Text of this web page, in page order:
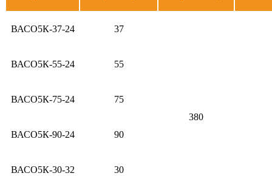
ВАСО5К-37-24 37
380
ВАСО5К-55-24 55
ВАСО5К-75-24 75
ВАСО5К-90-24 90
ВАСО5К-30-32 30